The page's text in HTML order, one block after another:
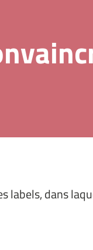
labels, dans